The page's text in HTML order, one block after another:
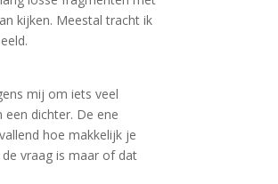
kijken. Meestal tracht ik
mij om iets veel
een dichter. De ene
hoe makkelijk je
vraag is maar of dat